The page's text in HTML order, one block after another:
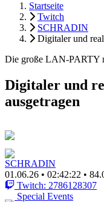
Startseite
Twitch
SCHRADIN
Digitaler und
Die große LAN-PARTY
Digitaler und
ausgetragen
SCHRADIN
01.06.26 • 02:42:22 •
Twitch: 2786128307
Special Events